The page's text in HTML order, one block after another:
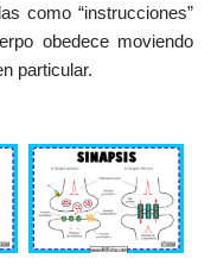
como “instrucciones”
obedece moviendo
particular.